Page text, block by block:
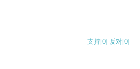
支持[0] 反对[0]